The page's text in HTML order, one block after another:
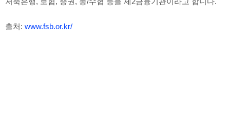
출처: www.fsb.or.kr/